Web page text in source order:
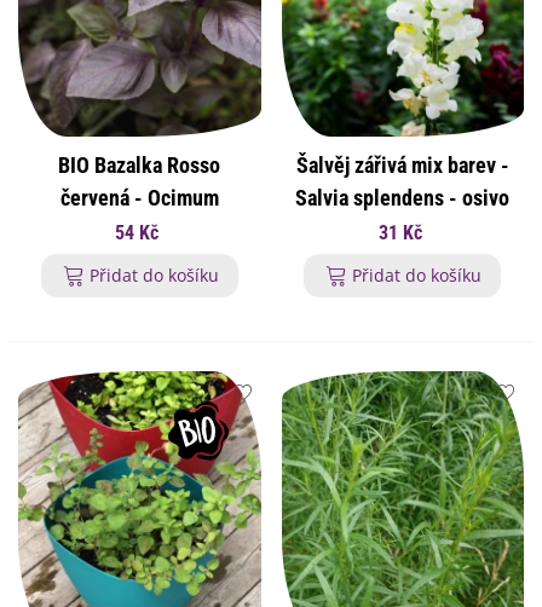
BIO Bazalka Rosso
červená - Ocimum
basilicum - bio osivo
bazalky - 100 ks
54 Kč
Přidat do košíku
Šalvěj zářivá mix barev -
Salvia splendens - osivo
šalvěje - 15 ks
31 Kč
Přidat do košíku